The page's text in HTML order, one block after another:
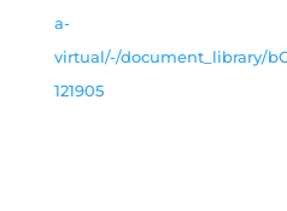
a-
virtual/-/document_library/
121905